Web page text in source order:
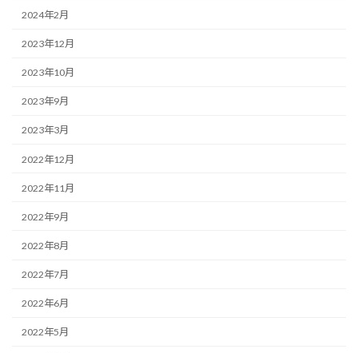
2024年2月
2023年12月
2023年10月
2023年9月
2023年3月
2022年12月
2022年11月
2022年9月
2022年8月
2022年7月
2022年6月
2022年5月